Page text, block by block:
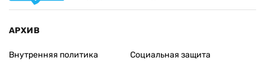
АРХИВ
Внутренняя политика
Социальная защита